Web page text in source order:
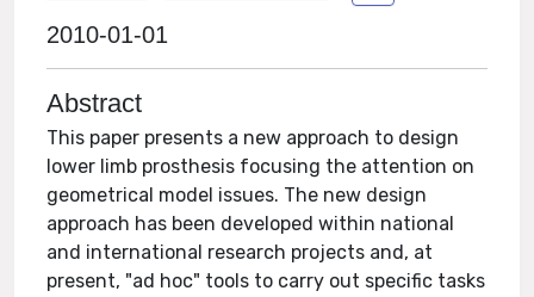
2010-01-01
Abstract
This paper presents a new approach to design
lower limb prosthesis focusing the attention on
geometrical model issues. The new design
approach has been developed within national
and international research projects and, at
present, "ad hoc" tools to carry out specific tasks